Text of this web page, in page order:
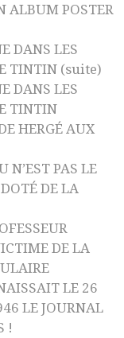
ALBUM POSTER
DANS LES
TINTIN (suite)
DANS LES
TINTIN
HERGÉ AUX
N’EST PAS LE
DE LA
DE LA
LE 26
LE JOURNAL
!